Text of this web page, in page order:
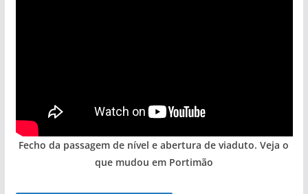
Fecho da passagem de nível e abertura de viaduto. Veja o
que mudou em Portimão